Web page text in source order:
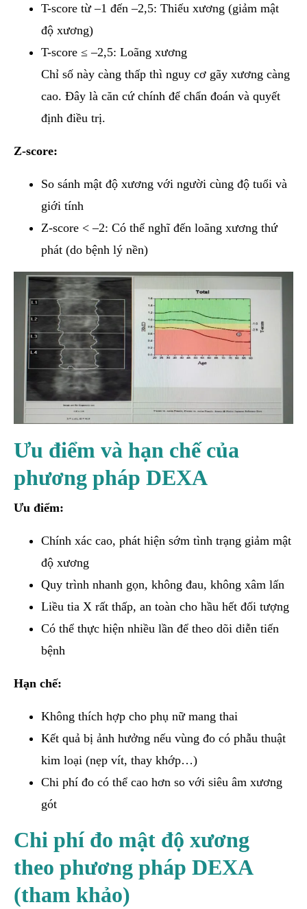
T-score từ –1 đến –2,5: Thiếu xương (giảm mật
độ xương)
T-score ≤ –2,5: Loãng xương
Chỉ số này càng thấp thì nguy cơ gãy xương càng
cao. Đây là căn cứ chính để chẩn đoán và quyết
định điều trị.
Z-score:
So sánh mật độ xương với người cùng độ tuổi và
giới tính
Z-score < –2: Có thể nghĩ đến loãng xương thứ
phát (do bệnh lý nền)
Ưu điểm và hạn chế của
phương pháp DEXA
Ưu điểm:
Chính xác cao, phát hiện sớm tình trạng giảm mật
độ xương
Quy trình nhanh gọn, không đau, không xâm lấn
Liều tia X rất thấp, an toàn cho hầu hết đối tượng
Có thể thực hiện nhiều lần để theo dõi diễn tiến
bệnh
Hạn chế:
Không thích hợp cho phụ nữ mang thai
Kết quả bị ảnh hưởng nếu vùng đo có phẫu thuật
kim loại (nẹp vít, thay khớp…)
Chi phí đo có thể cao hơn so với siêu âm xương
gót
Chi phí đo mật độ xương
theo phương pháp DEXA
(tham khảo)